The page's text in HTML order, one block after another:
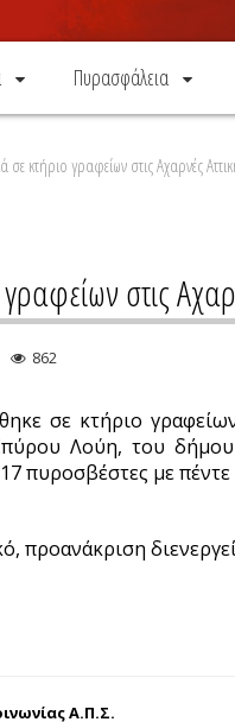
Πυρασφάλεια
σε κτήριο γραφείων στις Αχαρνές
στις
862
σε κτήριο
Λούη, του δήμου
πυροσβέστες με
προανάκριση
Α.Π.Σ.